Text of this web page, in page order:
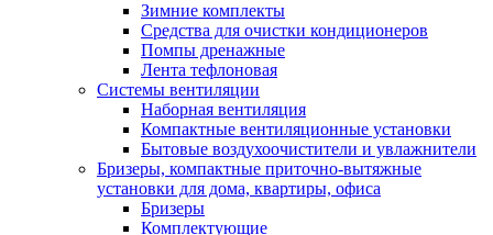
Зимние комплекты
Средства для очистки кондиционеров
Помпы дренажные
Лента тефлоновая
Системы вентиляции
Наборная вентиляция
Компактные вентиляционные установки
Бытовые воздухоочистители и увлажнители
Бризеры, компактные приточно-вытяжные
установки для дома, квартиры, офиса
Бризеры
Комплектующие